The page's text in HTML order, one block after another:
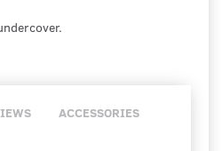
ACCESSORIES